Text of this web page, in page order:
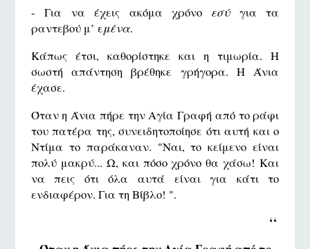
- Για να έχεις ακόμα χρόνο εσύγια τα
ραντεβού μ’ εμένα.
Κάπως έτσι, καθορίστηκε και η τιμωρία. Η
σωστή απάντηση βρέθηκε γρήγορα. Η Άνια
έχασε.
Όταν η Άνια πήρε την Αγία Γραφή από το ράφι
του πατέρα της, συνειδητοποίησε ότι αυτή και o
Ντίμα το παράκαναν. "Ναι, το κείμενο είναι
πολύ μακρύ... Ω, και πόσο χρόνο θα χάσω! Και
να πεις ότι όλα αυτά είναι για κάτι το
ενδιαφέρον. Για τη Βίβλο! ".
‘‘